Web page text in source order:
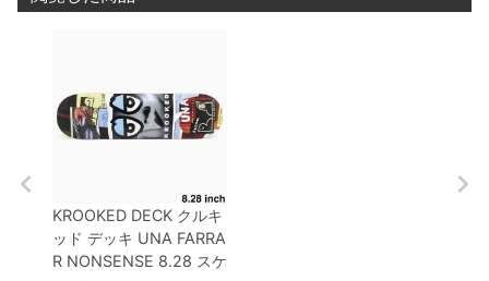
KROOKED DECK クルキ
ッド デッキ UNA FARRA
R NONSENSE 8.28 スケ